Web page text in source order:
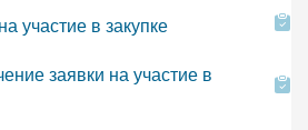
участие в закупке
заявки на участие в